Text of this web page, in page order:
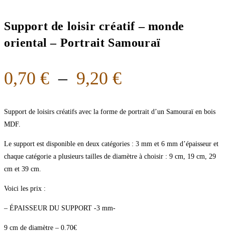
Support de loisir créatif – monde
oriental – Portrait Samouraï
0,70 € – 9,20 €
Support de loisirs créatifs avec la forme de portrait d’un Samouraï en bois
MDF.
Le support est disponible en deux catégories : 3 mm et 6 mm d’épaisseur et
chaque catégorie a plusieurs tailles de diamètre à choisir : 9 cm, 19 cm, 29
cm et 39 cm.
Voici les prix :
– ÉPAISSEUR DU SUPPORT -3 mm-
9 cm de diamètre – 0.70€